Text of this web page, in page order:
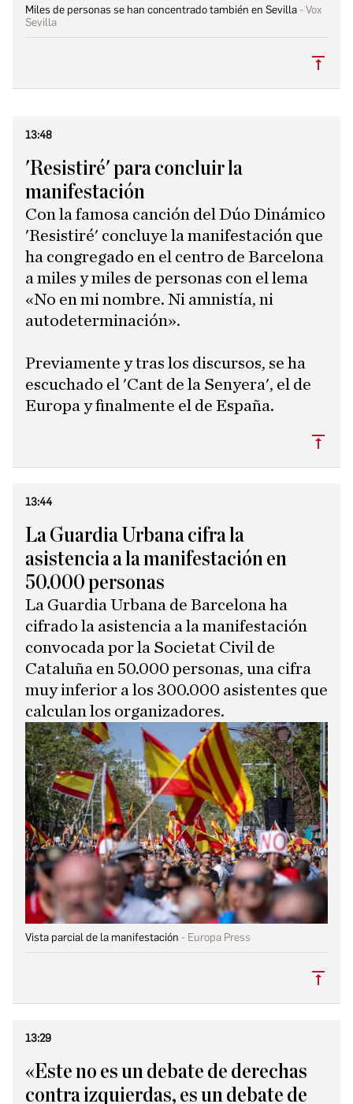
Miles de personas se han concentrado también en Sevilla
Vox
Sevilla
13:48
'Resistiré' para concluir la
manifestación
Con la famosa canción del Dúo Dinámico
'Resistiré' concluye la manifestación que
ha congregado en el centro de Barcelona
a miles y miles de personas con el lema
«No en mi nombre. Ni amnistía, ni
autodeterminación».
​Previamente y tras los discursos, se ha
escuchado el 'Cant de la Senyera', el de
Europa y finalmente el de España.
13:44
La Guardia Urbana cifra la
asistencia a la manifestación en
50.000 personas
La Guardia Urbana de Barcelona ha
cifrado la asistencia a la manifestación
convocada por la Societat Civil de
Cataluña en 50.000 personas, una cifra
muy inferior a los 300.000 asistentes que
calculan los organizadores.
Vista parcial de la manifestación Europa Press
13:29
«Este no es un debate de derechas
contra izquierdas, es un debate de